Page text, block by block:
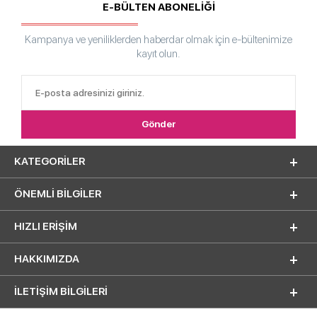
E-BÜLTEN ABONELİĞİ
Kampanya ve yeniliklerden haberdar olmak için e-bültenimize
kayıt olun.
KATEGORILER
ÖNEMLI BILGILER
HIZLI ERIŞIM
HAKKIMIZDA
İLETİŞİM BİLGİLERİ